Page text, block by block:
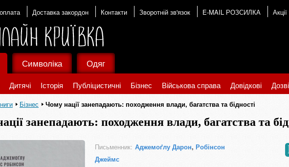
Доставка закордон Контакти Зворотній зв'язок E-MAIL РОЗСИЛКА
Дитячі Історія Публіцистичні Бізнес Військова справа Довідкові
Символіка Одяг
Бізнес Чому нації занепадають: походження влади, багатства та бідності
занепадають: походження влади, багатства та
Письменник: Аджемоґлу Дарон, Робінсон
Джеймс